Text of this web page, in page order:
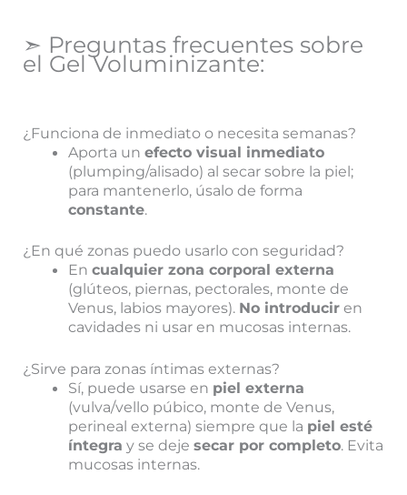
➣ Preguntas frecuentes sobre
el Gel Voluminizante:
¿Funciona de inmediato o necesita semanas?
Aporta un efecto visual inmediato
(plumping/alisado) al secar sobre la piel;
para mantenerlo, úsalo de forma
constante.
¿En qué zonas puedo usarlo con seguridad?
En cualquier zona corporal externa
(glúteos, piernas, pectorales, monte de
Venus, labios mayores). No introduciren
cavidades ni usar en mucosas internas.
¿Sirve para zonas íntimas externas?
Sí, puede usarse en piel externa
(vulva/vello púbico, monte de Venus,
perineal externa) siempre que la piel esté
íntegra y se deje secar por completo. Evita
mucosas internas.